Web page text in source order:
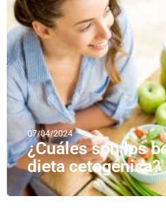
07/04/2024
¿Cuáles son los
dieta cetogénica?